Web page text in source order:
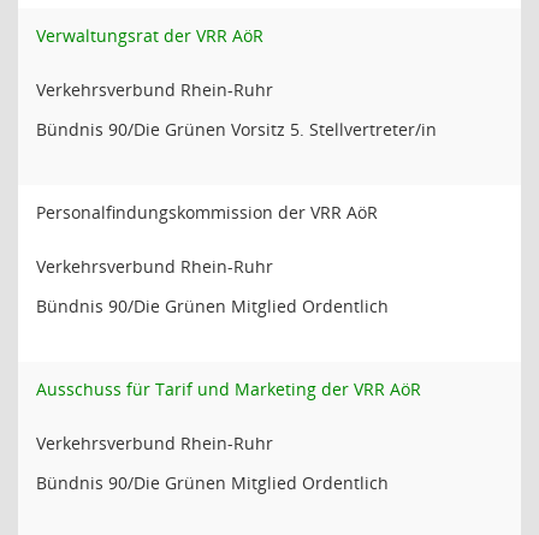
Verwaltungsrat der VRR AöR
Verkehrsverbund Rhein-Ruhr
Bündnis 90/Die Grünen Vorsitz 5. Stellvertreter/in
Personalfindungskommission der VRR AöR
Verkehrsverbund Rhein-Ruhr
Bündnis 90/Die Grünen Mitglied Ordentlich
Ausschuss für Tarif und Marketing der VRR AöR
Verkehrsverbund Rhein-Ruhr
Bündnis 90/Die Grünen Mitglied Ordentlich